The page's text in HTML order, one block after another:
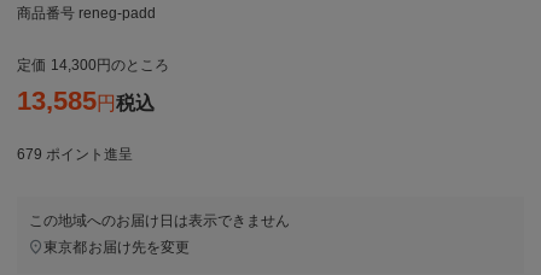
商品番号 reneg-padd
定価 14,300 のところ
13,585 税込
679 ポイント進呈
この地域へのお届け日は表示できません
東京都お届け先を変更